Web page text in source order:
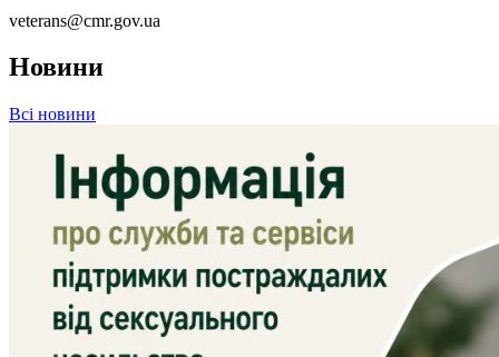
veterans@cmr.gov.ua
Новини
Всі новини